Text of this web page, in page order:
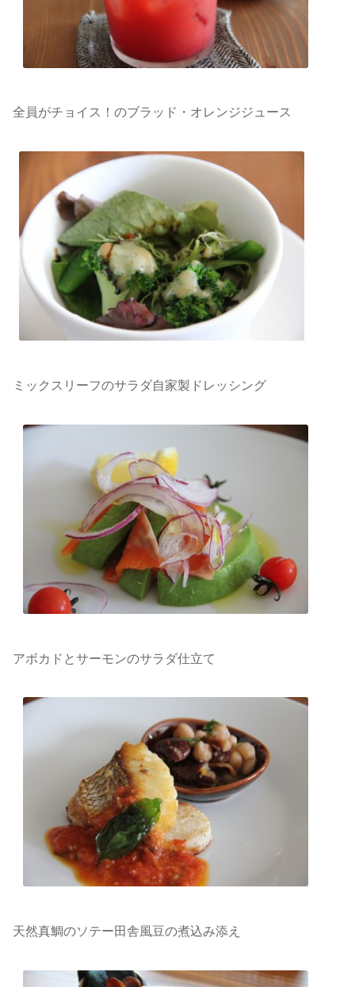
全員がチョイス！のブラッド・オレンジジュース
ミックスリーフのサラダ自家製ドレッシング
アボカドとサーモンのサラダ仕立て
天然真鯛のソテー田舎風豆の煮込み添え